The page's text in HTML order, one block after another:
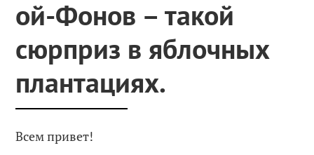
ой-Фонов – такой
сюрприз в яблочных
плантациях.
Всем привет!